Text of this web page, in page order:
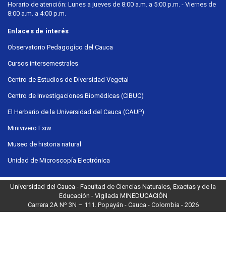
Horario de atención: Lunes a jueves de 8:00 a.m. a 5:00 p.m. - Viernes de
8:00 a.m. a 4:00 p.m.
Enlaces de interés
Observatorio Pedagogíco del Cauca
Cursos intersemestrales
Centro de Estudios de Diversidad Vegetal
Centro de Investigaciones Biomédicas (CIBUC)
El Herbario de la Universidad del Cauca (CAUP)
Minivivero Fxiw
Museo de historia natural
Unidad de Microscopía Electrónica
Universidad del Cauca - Facultad de Ciencias Naturales, Exactas y de la
Educación - Vigilada MINEDUCACIÓN
Carrera 2A Nº 3N – 111. Popayán - Cauca - Colombia - 2026